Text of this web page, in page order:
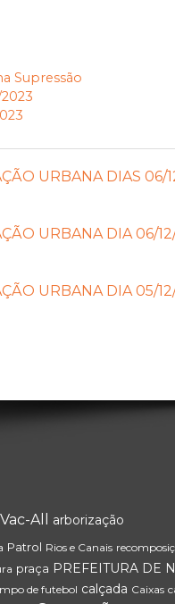
Supressão
URBANA DIAS 06/
URBANA DIA 06/
URBANA DIA 05/
Vac-All arborização
Patrol Rios e Canais
praça PREFEITURA DE
de futebol calçada Caixas